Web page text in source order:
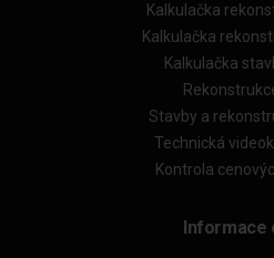
Kalkulačka
Kalkulačka
Kalkulačka
Stavby a
Technická
Kontrola
Informace